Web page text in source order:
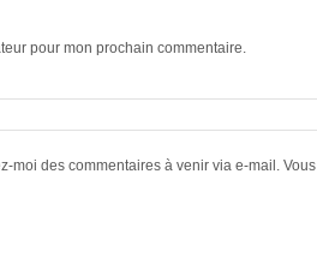
pour mon prochain commentaire.
moi des commentaires à venir via e-mail. Vous